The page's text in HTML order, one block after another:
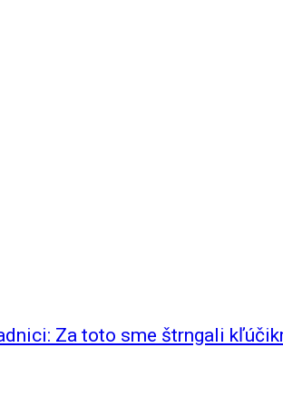
Za toto sme štrngali